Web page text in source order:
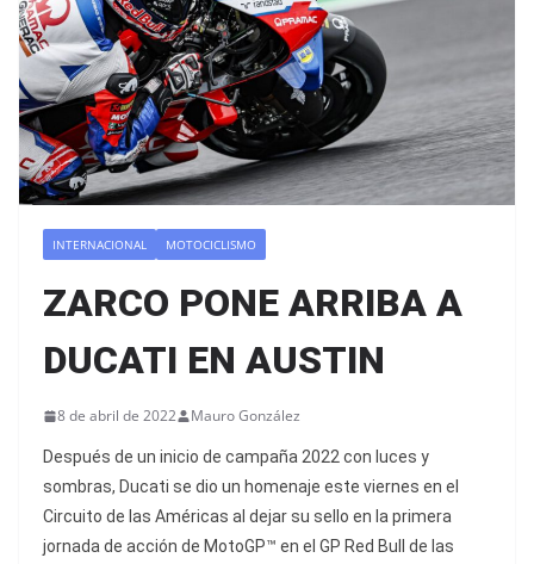
INTERNACIONAL MOTOCICLISMO
ZARCO PONE ARRIBA A
DUCATI EN AUSTIN
8 de abril de 2022 Mauro González
Después de un inicio de campaña 2022 con luces y
sombras, Ducati se dio un homenaje este viernes en el
Circuito de las Américas al dejar su sello en la primera
jornada de acción de MotoGP™ en el GP Red Bull de las